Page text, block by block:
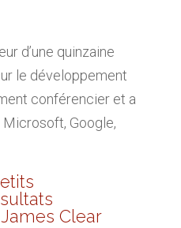
d’une quinzaine
le développement
conférencier et a
Google,
Clear